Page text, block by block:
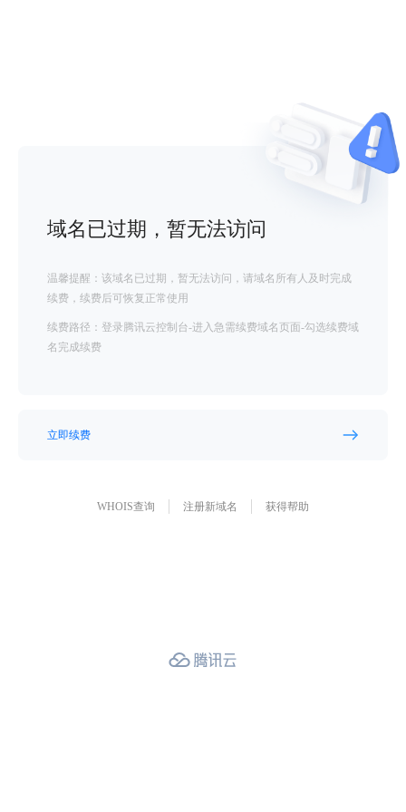
域名已过期，暂无法访问
温馨提醒：该域名已过期，暂无法访问，请域名所有人及时完成
续费，续费后可恢复正常使用
续费路径：登录腾讯云控制台-进入急需续费域名页面-勾选续费域
名完成续费
立即续费
WHOIS查询 注册新域名 获得帮助